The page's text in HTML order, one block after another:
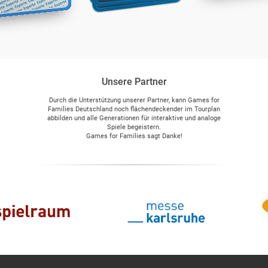
Unsere Partner
Durch die Unterstützung unserer Partner, kann Games for
Families Deutschland noch flächendeckender im Tourplan
abbilden und alle Generationen für interaktive und analoge
Spiele begeistern.
Games for Families sagt Danke!